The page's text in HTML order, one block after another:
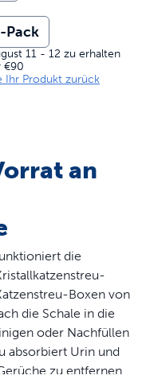
Pack
11 - 12 zu erhalten
€90
Ihr Produkt zurück
an
die
Boxen von
die Schale in die
oder Nachfüllen
absorbiert Urin und
zu entfernen.